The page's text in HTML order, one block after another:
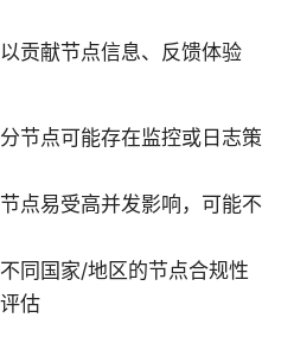
贡献节点信息、反馈体验
节点可能存在监控或日志策
点易受高并发影响，可能不
同国家/地区的节点合规性
估